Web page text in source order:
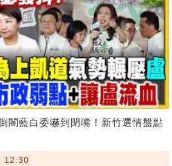
閣藍白委嚇到閉嘴！新竹選情盤點
12:30